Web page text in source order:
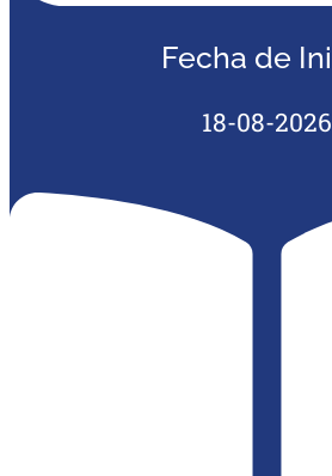
Fecha de
18-08-2026